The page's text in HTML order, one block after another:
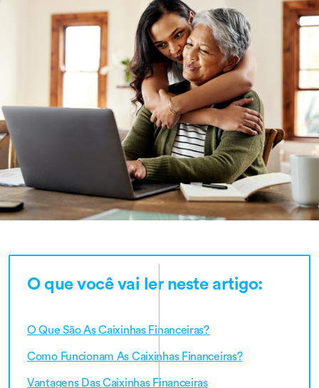
O que você vai ler neste artigo:
O Que São As Caixinhas Financeiras?
Como Funcionam As Caixinhas Financeiras?
Vantagens Das Caixinhas Financeiras